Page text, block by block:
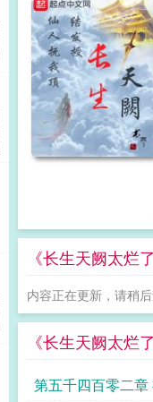
《长生天阙太烂
内容正在更新，请稍
《长生天阙太烂
第五千四百零二章